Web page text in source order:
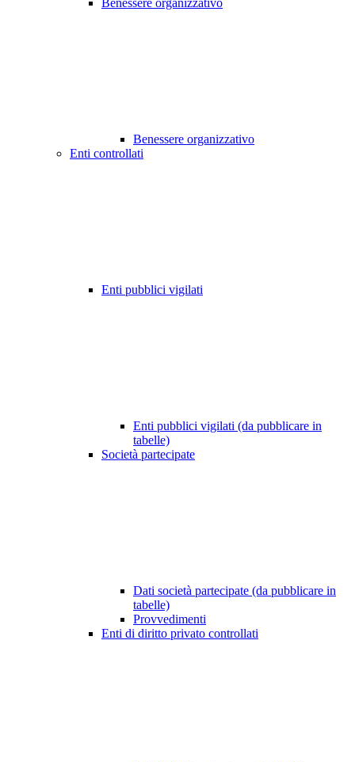
Benessere organizzativo
Benessere organizzativo
Enti controllati
Enti pubblici vigilati
Enti pubblici vigilati (da pubblicare in
tabelle)
Società partecipate
Dati società partecipate (da pubblicare in
tabelle)
Provvedimenti
Enti di diritto privato controllati